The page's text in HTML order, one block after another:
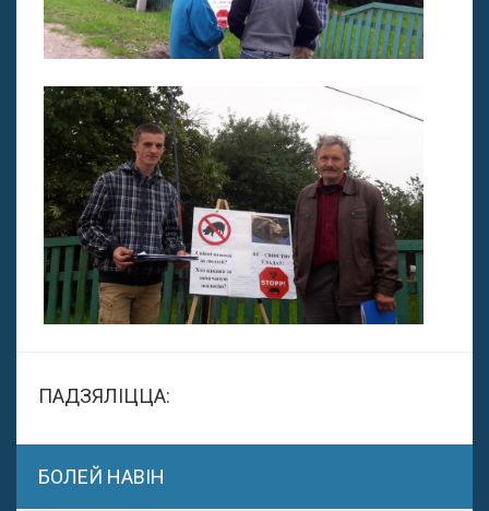
ПАДЗЯЛІЦЦА:
БОЛЕЙ НАВІН